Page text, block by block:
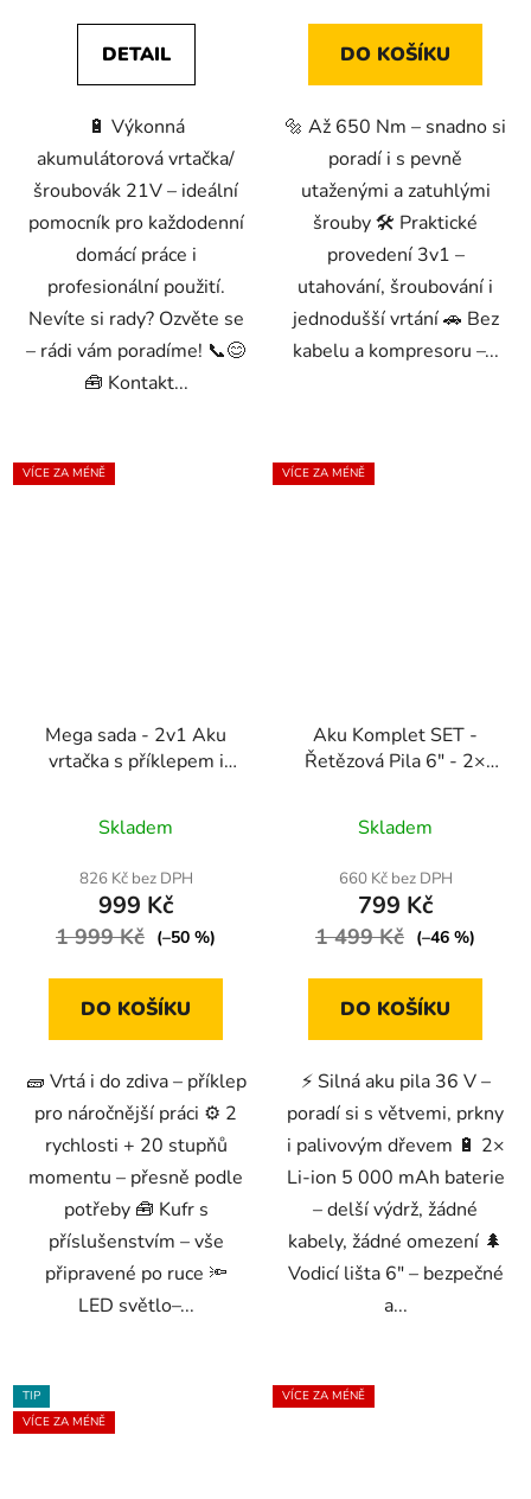
DETAIL
🔋 Výkonná
akumulátorová vrtačka/
šroubovák 21V – ideální
pomocník pro každodenní
domácí práce i
profesionální použití.
Nevíte si rady? Ozvěte se
– rádi vám poradíme! 📞😊
🧰 Kontakt...
5
DO KOŠÍKU
🔩 Až 650 Nm – snadno si
poradí i s pevně
utaženými a zatuhlými
šrouby 🛠️ Praktické
provedení 3v1 –
utahování, šroubování i
jednodušší vrtání 🚗 Bez
kabelu a kompresoru –...
VÍCE ZA MÉNĚ
Mega sada - 2v1 Aku
vrtačka s příklepem i
Baterie 5 Ah ZDARMA
+ nabíječka + kufřík
hodnocení
produktu
je
4,8
5
Skladem
826 Kč bez DPH
999 Kč
1 999 Kč (–50 %)
DO KOŠÍKU
🧱 Vrtá i do zdiva – příklep
pro náročnější práci ⚙️ 2
rychlosti + 20 stupňů
momentu – přesně podle
potřeby 🧰 Kufr s
příslušenstvím – vše
připravené po ruce 🔦
LED světlo–...
VÍCE ZA MÉNĚ
Aku Komplet SET -
Řetězová Pila 6" - 2×
+ 1× řetěz + 1×
nabíječkahodnocení
produktu
je
5,0
5
Skladem
660 Kč bez DPH
799 Kč
1 499 Kč (–46 %)
DO KOŠÍKU
⚡ Silná aku pila 36 V –
poradí si s větvemi, prkny
i palivovým dřevem 🔋 2×
Li-ion 5 000 mAh baterie
– delší výdrž, žádné
kabely, žádné omezení 🌲
Vodicí lišta 6″ – bezpečné
a...
TIP
VÍCE ZA MÉNĚ
VÍCE ZA MÉNĚ